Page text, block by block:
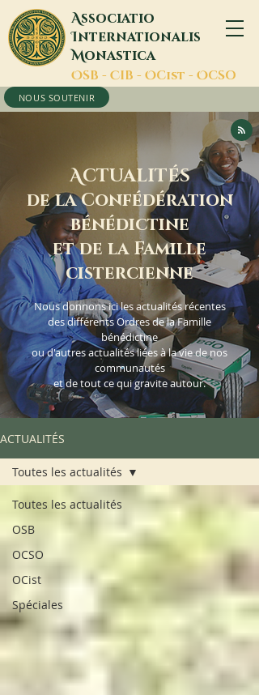
Associatio
Internationalis
Monastica
OSB - CIB - OCist - OCSO
NOUS SOUTENIR
ACTUALITÉS
de la Confédération
bénédictine
et de la Famille
cistercienne
Nous donnons ici les actualités récentes
des différents Ordres de la Famille
bénédictine
ou d'autres actualités liées à la vie de nos
communautés
et de tout ce qui gravite autour.
ACTUALITÉS
Toutes les actualités
OSB
OCSO
OCist
Spéciales
Toutes les actualités